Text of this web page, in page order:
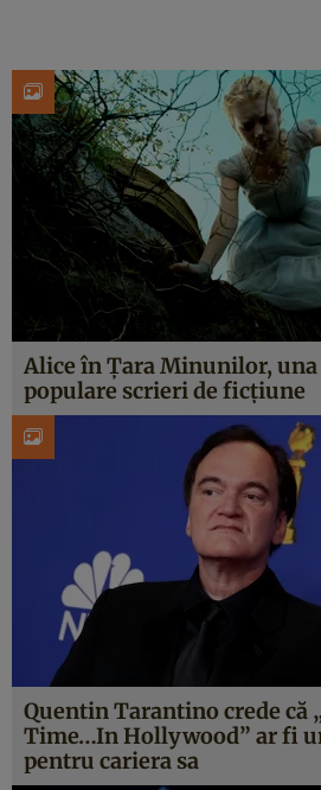
Alice în Țara Minunilor,
populare scrieri de ficțiune
Quentin Tarantino crede că
Time…In Hollywood” ar fi
pentru cariera sa